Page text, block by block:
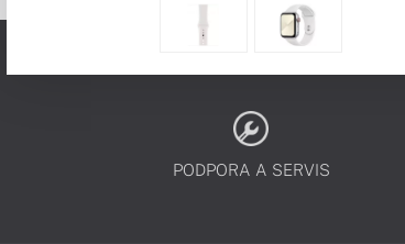
PODPORA A SERVIS